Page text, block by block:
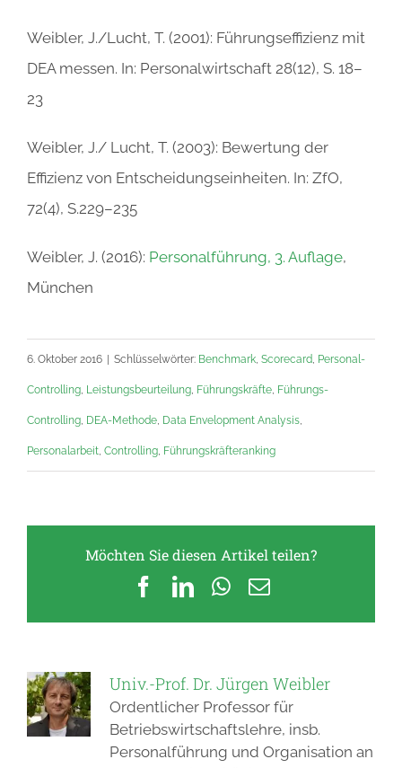
Weibler, J./Lucht, T. (2001): Führungseffizienz mit
DEA messen. In: Personalwirtschaft 28(12), S. 18–
23
Weibler, J./ Lucht, T. (2003): Bewertung der
Effizienz von Entscheidungseinheiten. In: ZfO,
72(4), S.229–235
Weibler, J. (2016): Personalführung, 3. Auflage,
München
6. Oktober 2016 Schlüsselwörter: Benchmark, Scorecard, Personal-
Controlling, Leistungsbeurteilung, Führungskräfte, Führungs-
Controlling, DEA-Methode, Data Envelopment Analysis,
Personalarbeit, Controlling, Führungskräfteranking
Möchten Sie diesen Artikel teilen?
Facebook
LinkedIn
WhatsApp
E-
Univ.-Prof. Dr. Jürgen Weibler
Ordentlicher Professor für
Betriebswirtschaftslehre, insb.
Personalführung und Organisation an